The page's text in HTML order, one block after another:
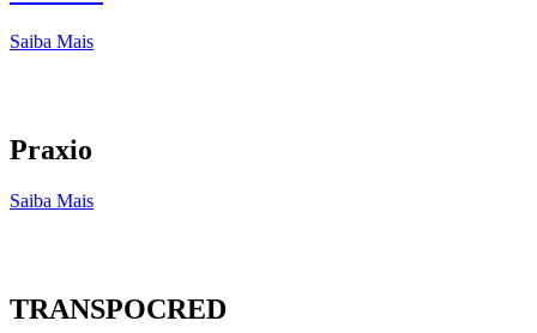
Saiba Mais
Praxio
Saiba Mais
TRANSPOCRED